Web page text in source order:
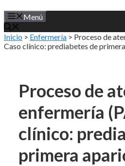
Menú
Inicio > Enfermería > Proceso de
Caso clínico: prediabetes de
Proceso de
enfermería
clínico:
primera